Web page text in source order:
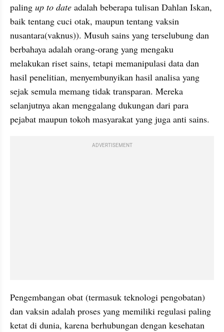
paling up to date adalah beberapa tulisan Dahlan Iskan,
baik tentang cuci otak, maupun tentang vaksin
nusantara(vaknus)). Musuh sains yang terselubung dan
berbahaya adalah orang-orang yang mengaku
melakukan riset sains, tetapi memanipulasi data dan
hasil penelitian, menyembunyikan hasil analisa yang
sejak semula memang tidak transparan. Mereka
selanjutnya akan menggalang dukungan dari para
ADVERTISEMENT
Pengembangan obat (termasuk teknologi pengobatan)
dan vaksin adalah proses yang memiliki regulasi paling
ketat di dunia, karena berhubungan dengan kesehatan